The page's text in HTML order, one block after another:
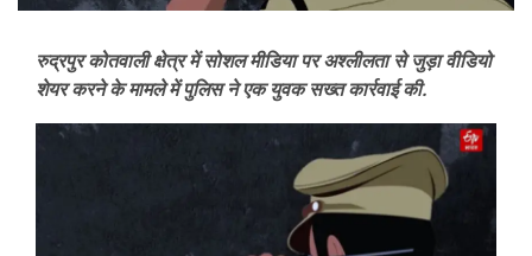
रुद्रपुर कोतवाली क्षेत्र में सोशल मीडिया पर अश्लीलता से जुड़ा वीडियो
शेयर करने के मामले में पुलिस ने एक युवक सख्त कार्रवाई की.